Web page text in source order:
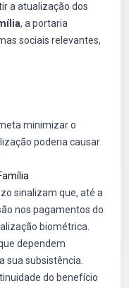
a atualização dos
, a portaria
sociais relevantes,
minimizar o
poderia causar
sinalizam que, até a
nos pagamentos do
biométrica.
dependem
sua subsistência.
do benefício